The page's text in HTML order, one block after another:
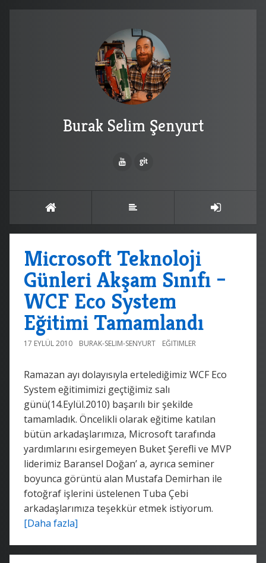
Burak Selim Şenyurt
Microsoft Teknoloji
Günleri Akşam Sınıfı –
WCF Eco System
Eğitimi Tamamlandı
17 EYLÜL 2010 BURAK-SELIM-SENYURT EĞITIMLER
Ramazan ayı dolayısıyla ertelediğimiz WCF Eco
System eğitimimizi geçtiğimiz salı
günü(14.Eylül.2010) başarılı bir şekilde
tamamladık. Öncelikli olarak eğitime katılan
bütün arkadaşlarımıza, Microsoft tarafında
yardımlarını esirgemeyen Buket Şerefli ve MVP
liderimiz Baransel Doğan’ a, ayrıca seminer
boyunca görüntü alan Mustafa Demirhan ile
fotoğraf işlerini üstelenen Tuba Çebi
arkadaşlarımıza teşekkür etmek istiyorum.
[Daha fazla]